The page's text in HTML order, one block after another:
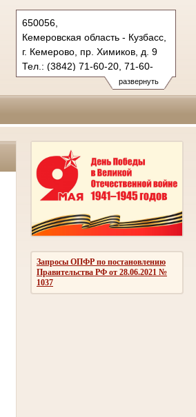
развернуть
650056,
Кемеровская область - Кузбасс,
г. Кемерово, пр. Химиков, д. 9
Тел.: (3842) 71-60-20, 71-60-
22 (т/ф.)
oblsud.kmr@sudrf.ru
Запросы ОПФР по постановлению
Правительства РФ от 28.06.2021 №
1037